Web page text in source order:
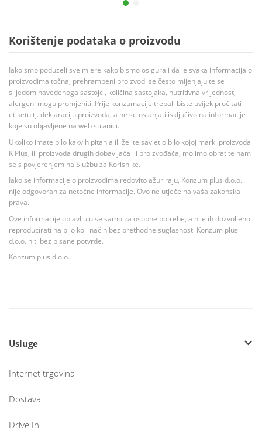
Korištenje podataka o proizvodu
Iako smo poduzeli sve mjere kako bismo osigurali da je svaka informacija o
proizvodima točna, prehrambeni proizvodi se često mijenjaju te se
slijedom navedenoga sastojci, količina sastojaka, nutritivna vrijednost,
alergeni mogu promjeniti. Prije konzumacije trebali biste uvijek pročitati
etiketu tj. deklaraciju proizvoda, a ne se oslanjati isključivo na informacije
koje su objavljene na web stranici.
Ukoliko imate bilo kakvih pitanja ili želite savjet o bilo kojoj marki proizvoda
K Plus, ili proizvoda drugih dobavljača ili proizvođača, molimo obratite nam
se s povjerenjem na Službu za Korisnike.
Iako se informacije o proizvodima redovito ažuriraju, Konzum plus d.o.o.
nije odgovoran za netočne informacije. Ovo ne utječe na vaša zakonska
prava.
Ove informacije objavljuju se samo za osobne potrebe, a nije ih dozvoljeno
reproducirati na bilo koji način bez prethodne suglasnosti Konzum plus
d.o.o. niti bez pisane potvrde.
Konzum plus d.o.o.
Usluge
Internet trgovina
Dostava
Drive In